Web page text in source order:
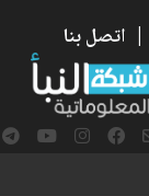
| اتصل بنا